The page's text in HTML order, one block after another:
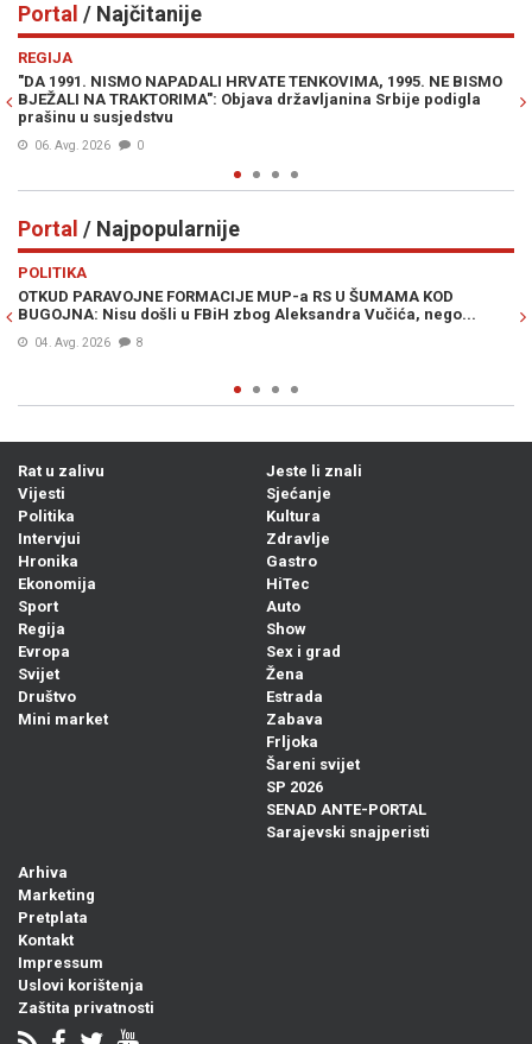
Portal / Najčitanije
REGIJA
"DA 1991. NISMO NAPADALI HRVATE TENKOVIMA, 1995. NE BISMO
BJEŽALI NA TRAKTORIMA": Objava državljanina Srbije podigla
prašinu u susjedstvu
06. Avg. 2026 0
Portal / Najpopularnije
POLITIKA
OTKUD PARAVOJNE FORMACIJE MUP-a RS U ŠUMAMA KOD
BUGOJNA: Nisu došli u FBiH zbog Aleksandra Vučića, nego...
04. Avg. 2026 8
Rat u zalivu
Vijesti
Politika
Intervjui
Hronika
Ekonomija
Sport
Regija
Evropa
Svijet
Društvo
Mini market
Jeste li znali
Sjećanje
Kultura
Zdravlje
Gastro
HiTec
Auto
Show
Sex i grad
Žena
Estrada
Zabava
Frljoka
Šareni svijet
SP 2026
SENAD ANTE-PORTAL
Sarajevski snajperisti
Arhiva
Marketing
Pretplata
Kontakt
Impressum
Uslovi korištenja
Zaštita privatnosti